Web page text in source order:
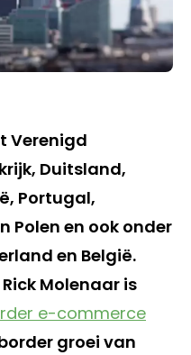
Verenigd
Duitsland,
Portugal,
Polen en ook onder
en België.
Molenaar is
e-commerce
groei van